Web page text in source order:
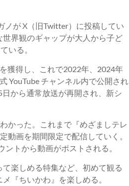
ノが X（旧Twitter）に投稿してい
界観のギャップが大人から子ど
いる。
獲得し、これで2022年、2024年
YouTube チャンネル内で公開され
から通常放送が再開され、新シ
かった。これまで『めざましテレ
動画を期間限定で配信していく。
トから動画がポストされる。
楽しめる特集など、初めて観る
『ちいかわ』を楽しめる。